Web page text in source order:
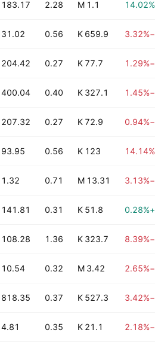
1.1 M
2.28
183.17 B
−3.32%
659.9 K
0.56
31.02 B
−1.29%
77.7 K
0.27
204.42 B
−1.45%
327.1 K
0.40
400.04 B
−0.94%
72.9 K
0.27
207.32 B
123 K
0.56
93.95 B
−3.13%
13.31 M
0.71
1.32 T
+0.28%
51.8 K
0.31
141.81 B
−8.39%
323.7 K
1.36
108.28 B
−2.65%
3.42 M
0.32
10.54 T
−3.42%
527.3 K
0.37
818.35 B
−2.18%
21.1 K
0.35
4.81 B